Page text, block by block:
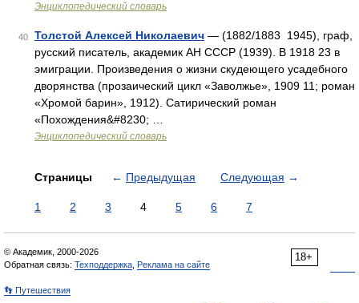
Энциклопедический словарь
40 Толстой Алексей Николаевич — (1882/1883 1945), граф,
русский писатель, академик АН СССР (1939). В 1918 23 в
эмиграции. Произведения о жизни скудеющего усадебного
дворянства (прозаический цикл «Заволжье», 1909 11; роман
«Хромой барин», 1912). Сатирический роман
«Похождения&#8230; …
Энциклопедический словарь
Страницы ← Предыдущая Следующая →
1 2 3 4 5 6 7
18+
© Академик, 2000-2026
Обратная связь: Техподдержка Реклама на сайте
👣 Путешествия